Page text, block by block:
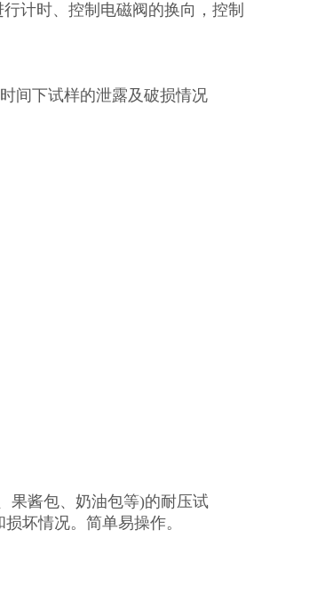
计时、控制电磁阀的换向，控制
间下试样的泄露及破损情况
果酱包、奶油包等)的耐压试
坏情况。简单易操作。